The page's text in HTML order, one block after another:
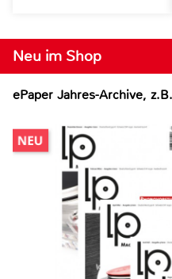
Neu im Shop
ePaper Jahres-Archive,